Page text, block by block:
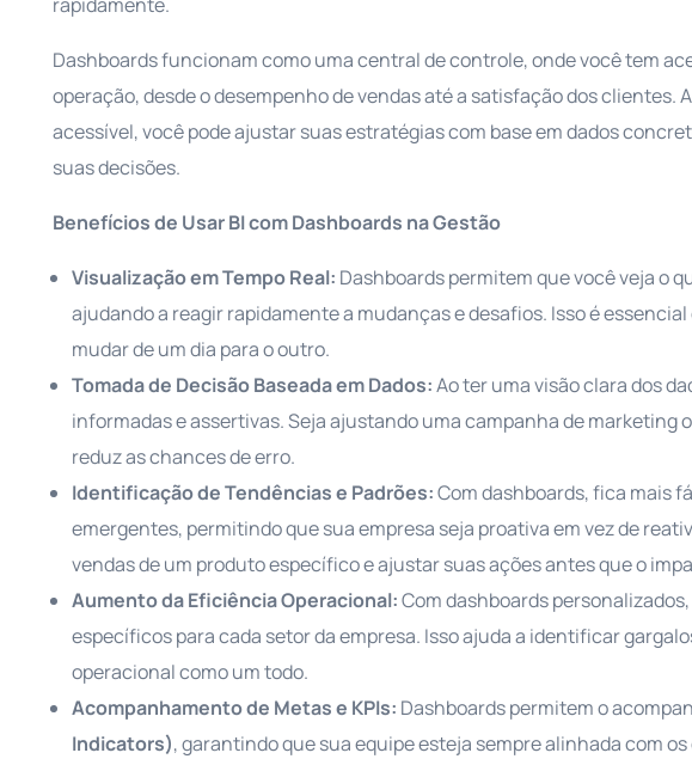
Dashboards funcionam como uma central de controle, onde você tem
operação, desde o desempenho de vendas até a satisfação dos clientes.
acessível, você pode ajustar suas estratégias com base em dados
suas decisões.
Benefícios de Usar BI com Dashboards na Gestão
Visualização em Tempo Real: Dashboards permitem que você veja o
ajudando a reagir rapidamente a mudanças e desafios. Isso é
mudar de um dia para o outro.
Tomada de Decisão Baseada em Dados:Ao ter uma visão clara dos
informadas e assertivas. Seja ajustando uma campanha de
reduz as chances de erro.
Identificação de Tendências e Padrões:Com dashboards, fica mais
emergentes, permitindo que sua empresa seja proativa em vez de
vendas de um produto específico e ajustar suas ações antes que o
Aumento da Eficiência Operacional:Com dashboards
específicos para cada setor da empresa. Isso ajuda a identificar
operacional como um todo.
Acompanhamento de Metas e KPIs: Dashboards permitem o
Indicators), garantindo que sua equipe esteja sempre alinhada com